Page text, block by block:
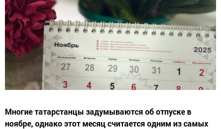
Многие татарстанцы задумываются об отпуске в
ноябре, однако этот месяц считается одним из самых